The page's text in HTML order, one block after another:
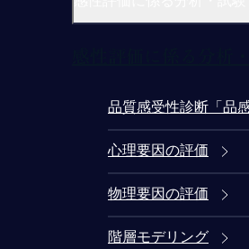
品質感受性診断「品
心理要因の評価
物理要因の評価
階層モデリング